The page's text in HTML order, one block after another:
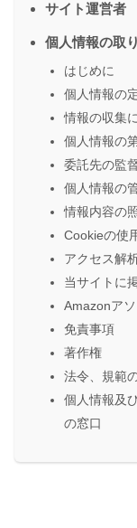
サイト運営者
個人情報の取
はじめに
個人情報の
情報の収集
個人情報の
委託先の監
個人情報の
情報内容の
Cookieの使
アクセス解
当サイトに
Amazonア
免責事項
著作権
法令、規範
個人情報及
の窓口